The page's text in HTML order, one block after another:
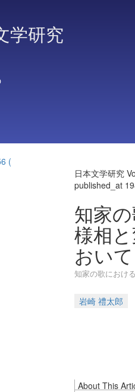
学研究
(
日本文学研究
published_at
知家
様相
おいて
知家の歌におけ
岩崎 禮太郎
About This